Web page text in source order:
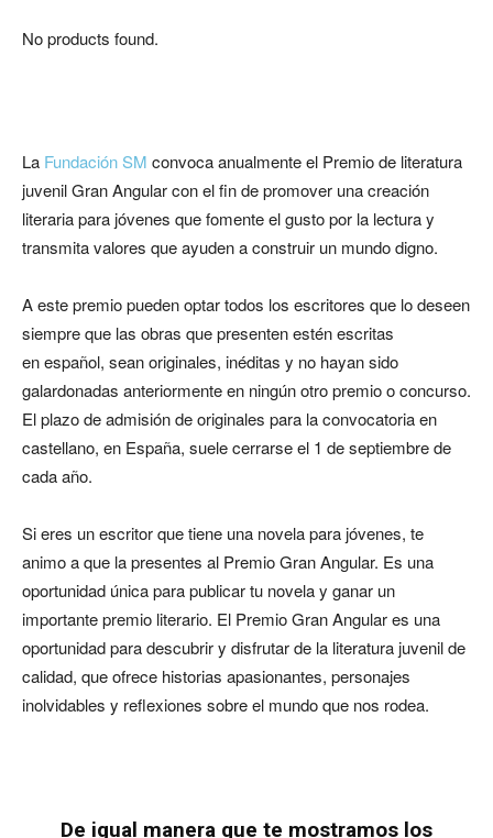
No products found.
La Fundación SM convoca anualmente el Premio de literatura
juvenil Gran Angular con el fin de promover una creación
literaria para jóvenes que fomente el gusto por la lectura y
transmita valores que ayuden a construir un mundo digno.
A este premio pueden optar todos los escritores que lo deseen
siempre que las obras que presenten estén escritas
en español, sean originales, inéditas y no hayan sido
galardonadas anteriormente en ningún otro premio o concurso.
El plazo de admisión de originales para la convocatoria en
castellano, en España, suele cerrarse el 1 de septiembre de
cada año.
Si eres un escritor que tiene una novela para jóvenes, te
animo a que la presentes al Premio Gran Angular. Es una
oportunidad única para publicar tu novela y ganar un
importante premio literario. El Premio Gran Angular es una
oportunidad para descubrir y disfrutar de la literatura juvenil de
calidad, que ofrece historias apasionantes, personajes
inolvidables y reflexiones sobre el mundo que nos rodea.
De igual manera que te mostramos los